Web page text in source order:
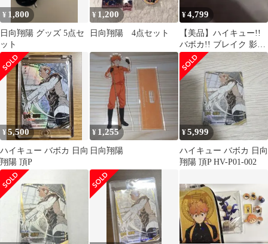
¥ 1,800
日向翔陽 グッズ 5点セ
ット
¥ 1,200
日向翔陽 4点セット
¥4,799
【美品】ハイキュー!!
バボカ!! ブレイク 影山
飛雄 日向翔陽 頂P
¥5,500
ハイキュー バボカ 日向
翔陽 頂P
¥ 1,255
日向翔陽
¥5,999
ハイキュー バボカ 日向
翔陽 頂P HV-P01-002